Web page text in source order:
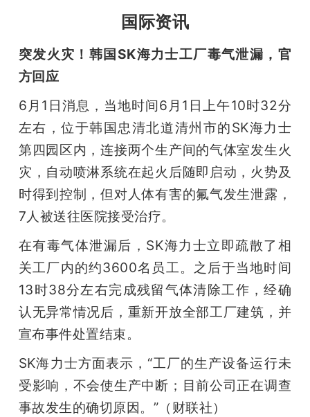
国际资讯
突发火灾！韩国SK海力士工厂毒气泄漏，官
方回应
6月1日消息，当地时间6月1日上午10时32分
左右，位于韩国忠清北道清州市的SK海力士
第四园区内，连接两个生产间的气体室发生火
灾，自动喷淋系统在起火后随即启动，火势及
时得到控制，但对人体有害的氟气发生泄露，
7人被送往医院接受治疗。
在有毒气体泄漏后，SK海力士立即疏散了相
关工厂内的约3600名员工。之后于当地时间
13时38分左右完成残留气体清除工作，经确
认无异常情况后，重新开放全部工厂建筑，并
宣布事件处置结束。
SK海力士方面表示，“工厂的生产设备运行未
受影响，不会使生产中断；目前公司正在调查
事故发生的确切原因。”（财联社）